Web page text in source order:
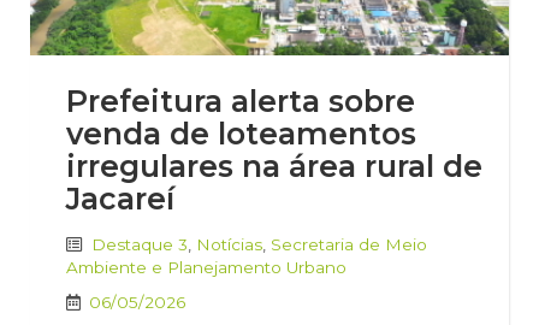
Prefeitura alerta sobre
venda de loteamentos
irregulares na área rural de
Jacareí
Destaque 3 Notícias Secretaria de Meio
Ambiente e Planejamento Urbano
06/05/2026